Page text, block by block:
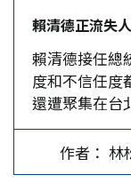
幾席國民黨籍
將失去立法院
執政！…
出「併購說」
交易說」。二
化，實為拆分
和解。鼓吹美
頭換面為「台
篇不提大陸。
性、短期性
「併購說」。
法》、114年
理。這使得憲
法想必是一片
羅智強在臉書
單」，以其專
關、縱的司法
蘭縣長；搜
隆市府。抄了
賴清德正流失
賴清德接任總
度和不信任度
還遭聚集在台
台。 在民主
民意信任極
認為他遵守民
作者： 林